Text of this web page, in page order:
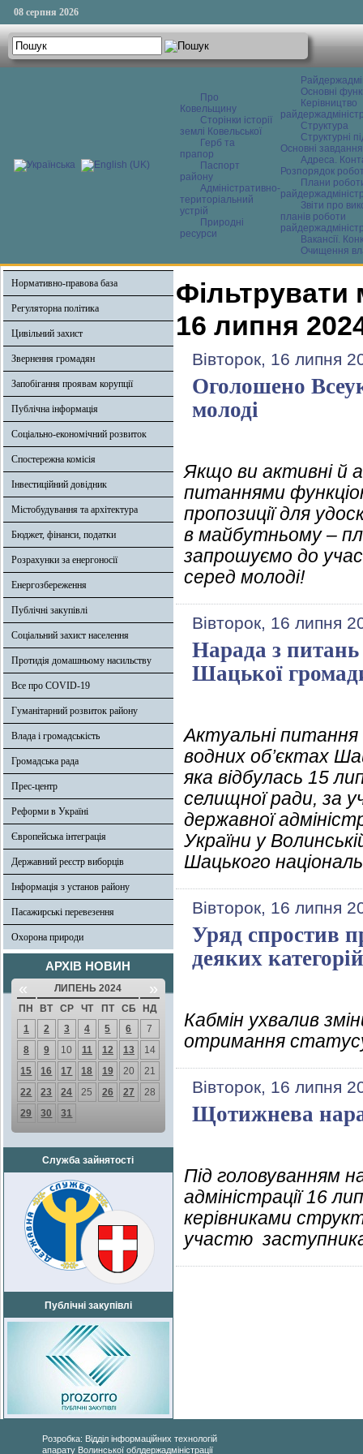
08 серпня 2026
Про
Ковельщину
Сторінки історії
землі Ковельської
Герб та
прапор
Паспорт
району
Адміністративно-
територіальний
устрій
Природні
ресурси
Основні
Керівництво
Структура
Структурні
Основні завдання
Адреса.
Розпорядок
Плани
Звіти про
планів роботи
Вакансії.
Очищення
Нормативно-правова база
Регуляторна політика
Цивільний захист
Звернення громадян
Запобігання проявам корупції
Публічна інформація
Соціально-економічний розвиток
Спостережна комісія
Інвестиційний довідник
Містобудування та архітектура
Бюджет, фінанси, податки
Розрахунки за енергоносії
Енергозбереження
Публічні закупівлі
Соціальний захист населення
Протидія домашньому насильству
Все про COVID-19
Гуманітарний розвиток району
Влада і громадськість
Громадська рада
Прес-центр
Реформи в Україні
Європейська інтеграція
Державний реєстр виборців
Інформація з установ району
Пасажирські перевезення
Охорона природи
АРХІВ НОВИН
« ЛИПЕНЬ 2024 »
ПН ВТ СР ЧТ ПТ СБ
НД
1
2 3 4 5 6
7
8
9 10 11 12 13
14
15
16 17 18 19 20
21
22
23 24 25 26 27
28
29
30 31
Служба зайнятості
Публічні закупівлі
Фільтрувати
16 липня
Вівторок, 16 липня
Оголошено
молоді
Якщо ви активні й
питаннями
пропозиції для
в майбутньому –
запрошуємо до
серед молоді!
Вівторок, 16 липня
Нарада з питань
Шацької
Актуальні питання
водних об’єктах
яка відбулась 15
селищної ради, за
державної
України у
Шацького
Вівторок, 16 липня
Уряд спростив
деяких категорій
Кабмін ухвалив
отримання статусу
Вівторок, 16 липня
Щотижнева
Під головуванням
адміністрації 16
керівниками
участю заступника
Розробка: Відділ інформаційних технологій
апарату Волинської облдержадміністрації